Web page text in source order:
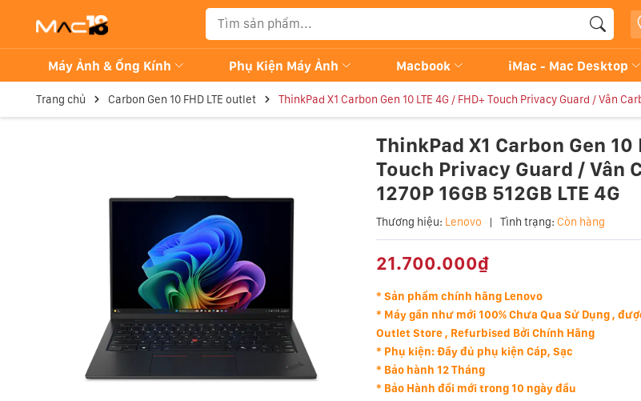
Máy Ảnh & Ống Kính Phụ Kiện Máy Ảnh Macbook iMac - Mac Desktop
Trang chủ Carbon Gen 10 FHD LTE outlet ThinkPad X1 Carbon Gen 10 LTE 4G / FHD+ Touch Privacy Guard / Vân
ThinkPad X1 Carbon Gen 10
Touch Privacy Guard / Vân
1270P 16GB 512GB LTE 4G
Thương hiệu: Lenovo | Tình trạng: Còn hàng
21.700.000₫
* Sản phẩm chính hãng Lenovo
* Máy gần như mới100% Chưa Qua Sử Dụng ,
Outlet Store , Refurbised Bởi Chính Hãng
* Phụ kiện: Đầy đủ phụ kiện Cáp, Sạc
* Bảo hành 12 Tháng
* Bảo Hành đổi mới trong 10 ngày đầu